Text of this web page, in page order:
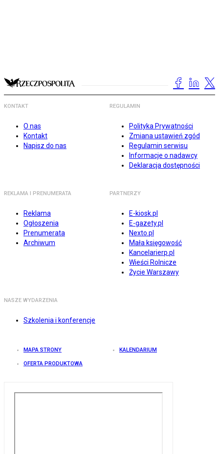
KONTAKT
O nas
Kontakt
Napisz do nas
REGULAMIN
Polityka Prywatności
Zmiana ustawień zgód
Regulamin serwisu
Informacje o nadawcy
Deklaracja dostępności
REKLAMA I PRENUMERATA
Reklama
Ogłoszenia
Prenumerata
Archiwum
PARTNERZY
E-kiosk.pl
E-gazety.pl
Nexto.pl
Mała księgowość
Kancelarierp.pl
Wieści Rolnicze
Życie Warszawy
NASZE WYDARZENIA
Szkolenia i konferencje
MAPA STRONY KALENDARIUM
OFERTA PRODUKTOWA